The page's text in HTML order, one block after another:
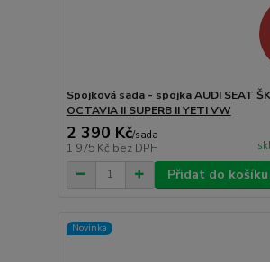
Spojková sada - spojka AUDI SEAT
OCTAVIA II SUPERB II YETI VW
2 390 Kč/sada
1 975 Kč bez DPH
Přidat do košíku
Novinka